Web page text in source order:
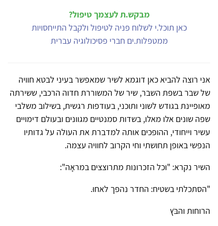
מבקש.ת לעצמך טיפול?
כאן תוכל.י לשלוח פניה לטיפול ולקבל התייחסויות
ממטפלות.ים חברי פסיכולוגיה עברית
אני רוצה להביא כאן דוגמא לשיר שמאפשר בעיני לבטא חוויה
של שבר בשפת השבר, שיר של המשוררת חדוה הרכבי, ששירתה
מאופיינת בגודש לשוני ותוכני, בעודפות רגשית, בשילוב משלבי
שפה שונים אלו מאלו, בשדות סמנטיים מגוונים ובעולם דימויים
עשיר וייחודי, ההופכים אותה למדברת את העולה על גדותיו
הנפשי באופן תחושתי וחי הקרוב לחוויה עצמה.
השיר נקרא: "וכל הזכרונות מתרוצצים במראָה":
"הסתכלתי בשטיח: החדר נהפך לאחוּ.
הרוחות והבֹּץ